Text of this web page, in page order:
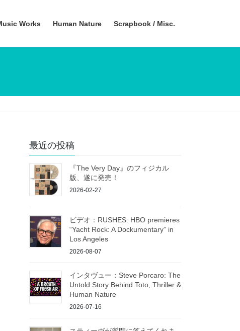
Works Human Nature Scrapbook / Misc.
最近の投稿
『The Very Day』のフィジカル
版、遂に発売！
2026-02-27
ビデオ：RUSHES: HBO premieres
“Yacht Rock: A Dockumentary” in
Los Angeles
2026-08-07
インタヴュー：Steve Porcaro: The
Untold Story Behind Toto, Thriller &
Human Nature
2026-07-16